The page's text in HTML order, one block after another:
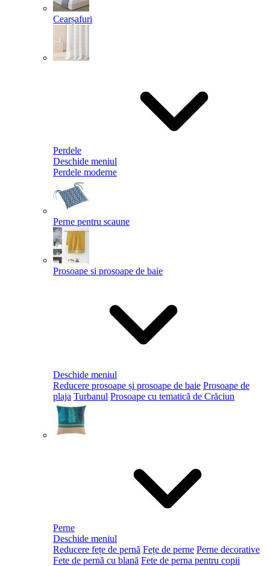
Cearșafuri
Perdele
Deschide meniul
Perdele moderne
Perne pentru scaune
Prosoape si prosoape de baie
Deschide meniul
Reducere prosoape și prosoape de baie Prosoape de
plaja Turbanul Prosoape cu tematică de Crăciun
Perne
Deschide meniul
Reducere fețe de pernă Fețe de perne Perne decorative
Fete de pernă cu blană Fete de perna pentru copii